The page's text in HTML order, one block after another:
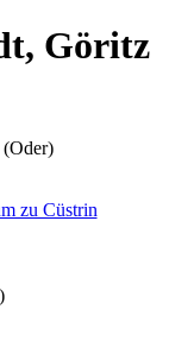
, Göritz
zu Cüstrin